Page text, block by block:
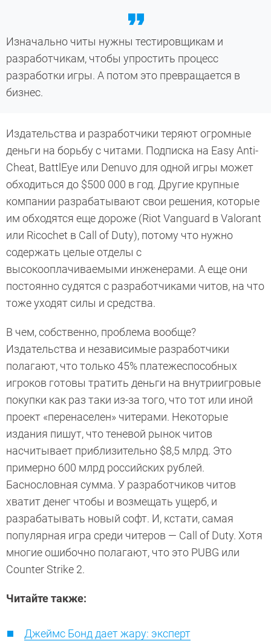
Изначально читы нужны тестировщикам и
разработчикам, чтобы упростить процесс
разработки игры. А потом это превращается в
бизнес.
Издательства и разработчики теряют огромные
деньги на борьбу с читами. Подписка на Easy Anti-
Cheat, BattlEye или Denuvo для одной игры может
обходиться до $500 000 в год. Другие крупные
компании разрабатывают свои решения, которые
им обходятся еще дороже (Riot Vanguard в Valorant
или Ricochet в Call of Duty), потому что нужно
содержать целые отделы с
высокооплачиваемыми инженерами. А еще они
постоянно судятся с разработчиками читов, на что
тоже уходят силы и средства.
В чем, собственно, проблема вообще?
Издательства и независимые разработчики
полагают, что только 45% платежеспособных
игроков готовы тратить деньги на внутриигровые
покупки как раз таки из-за того, что тот или иной
проект «перенаселен» читерами. Некоторые
издания пишут, что теневой рынок читов
насчитывает приблизительно $8,5 млрд. Это
примерно 600 млрд российских рублей.
Баснословная сумма. У разработчиков читов
хватит денег чтобы и возмещать ущерб, и
разрабатывать новый софт. И, кстати, самая
популярная игра среди читеров — Call of Duty. Хотя
многие ошибочно полагают, что это PUBG или
Counter Strike 2.
Читайте также:
Джеймс Бонд дает жару: эксперт